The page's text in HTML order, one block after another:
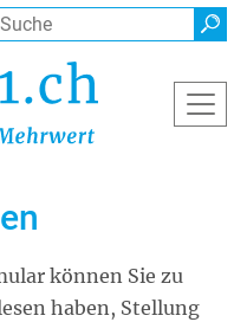
Suche
können Sie zu
haben, Stellung